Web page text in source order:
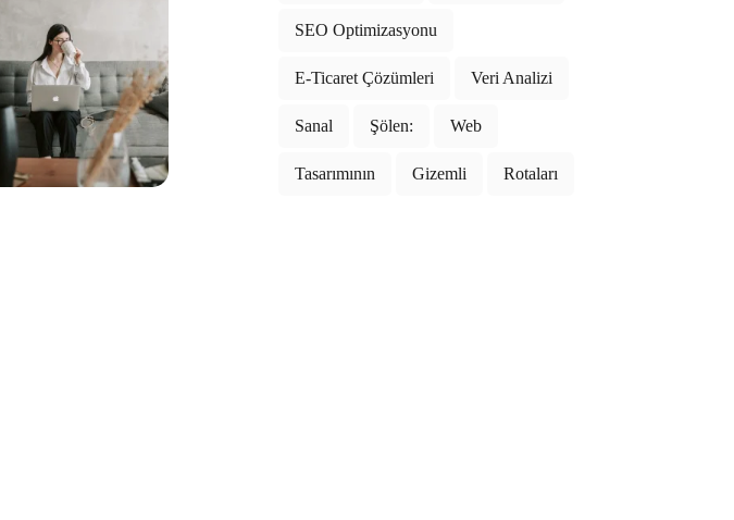
SEO Optimizasyonu
E-Ticaret Çözümleri Veri Analizi
Sanal Şölen: Web
Tasarımının Gizemli Rotaları